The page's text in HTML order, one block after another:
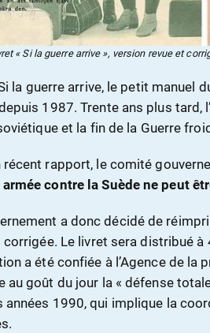
« Si la guerre arrive », version revue et
la guerre arrive, le petit manuel
1987. Trente ans plus tard,
et la fin de la Guerre
récent rapport, le comité
contre la Suède ne peut
a donc décidé de
corrigée. Le livret sera distribué à
a été confiée à l’Agence de la
au goût du jour la « défense
années 1990, qui implique la